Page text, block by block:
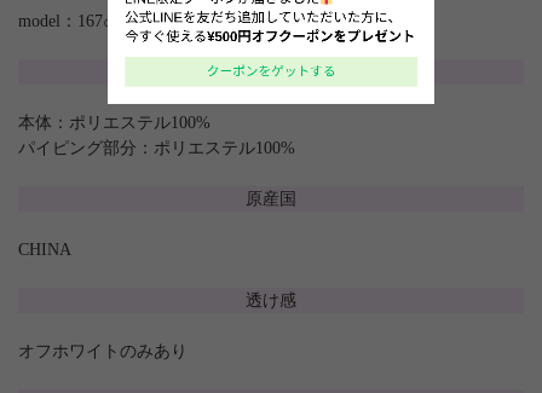
model：167㎝
素材
本体：ポリエステル100%
パイピング部分：ポリエステル100%
原産国
CHINA
透け感
オフホワイトのみあり